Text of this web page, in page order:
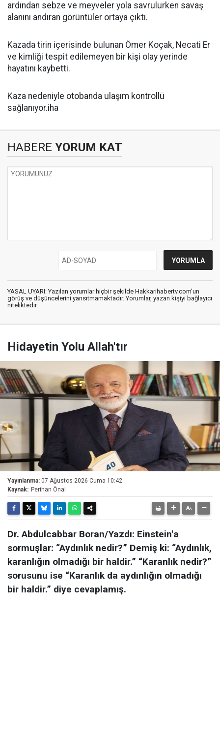
ardından sebze ve meyveler yola savrulurken savaş
alanını andıran görüntüler ortaya çıktı.
Kazada tirin içerisinde bulunan Ömer Koçak, Necati Er
ve kimliği tespit edilemeyen bir kişi olay yerinde
hayatını kaybetti.
Kaza nedeniyle otobanda ulaşım kontrollü
sağlanıyor.iha
HABERE YORUM KAT
YASAL UYARI: Yazılan yorumlar hiçbir şekilde Hakkarihabertv.com’un
görüş ve düşüncelerini yansıtmamaktadır. Yorumlar, yazan kişiyi bağlayıcı
niteliktedir.
Hidayetin Yolu Allah'tır
Yayınlanma: 07 Ağustos 2026 Cuma 10:42
Kaynak: Perihan Önal
Dr. Abdulcabbar Boran/Yazdı: Einstein'a
sormuşlar: “Aydınlık nedir?” Demiş ki: “Aydınlık,
karanlığın olmadığı bir haldir.” “Karanlık nedir?”
sorusunu ise “Karanlık da aydınlığın olmadığı
bir haldir.” diye cevaplamış.